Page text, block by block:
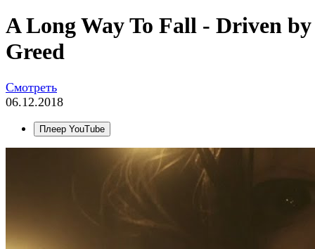
A Long Way To Fall - Driven by
Greed
Смотреть
06.12.2018
Плеер YouTube